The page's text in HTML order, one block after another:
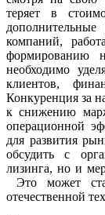
теряет в
компаний,
формированию
необходимо
клиентов,
Конкуренция за
к снижению
операционной
для развития
обсудить с
лизинга, но и
Это может
отечественной